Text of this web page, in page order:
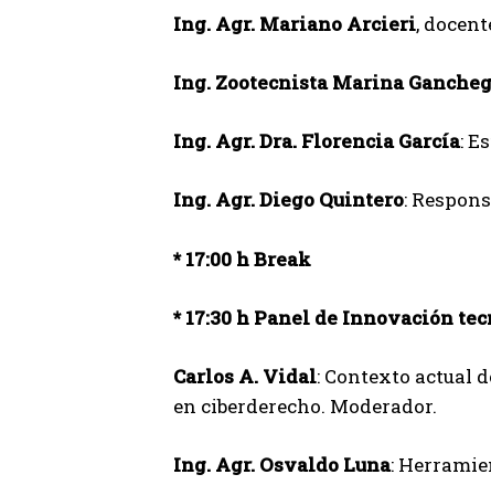
Ing. Agr. Mariano Arcieri,
Ing. Zootecnista Marina
Ing. Agr. Dra. Florencia García:
Ing. Agr. Diego Quintero:
* 17:00 h Break
* 17:30 h Panel de Innovación
Carlos A. Vidal: Contexto actual
en ciberderecho. Moderador.
Ing. Agr. Osvaldo Luna: